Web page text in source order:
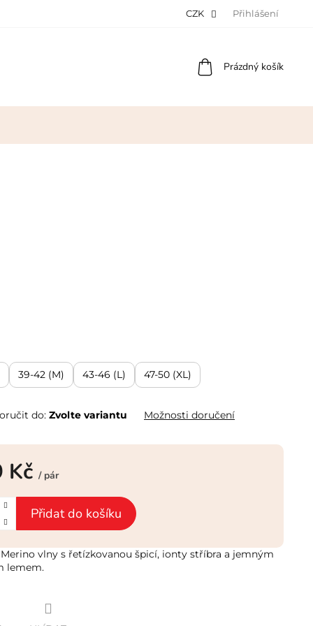
CZK Přihlášení
Nákupní
Prázdný košík
Kč / pár
39-42 (M) 43-46 (L) 47-50 (XL)
do: Zvolte variantu Možnosti doručení
Přidat do košíku
vlny s řetízkovanou špicí, ionty stříbra a jemným
lemem.